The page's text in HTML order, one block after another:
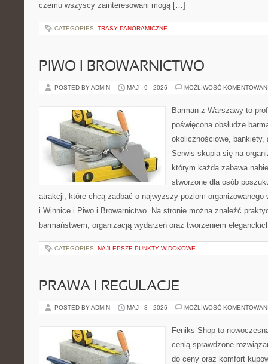
czemu wszyscy zainteresowani mogą […]
CATEGORIES: TRASY PANORAMICZNE
PIWO I BROWARNICTWO
POSTED BY ADMIN MAJ - 9 - 2026 MOŻLIWOŚĆ
Barman z Warszawy to
poświęcona obsłudze
okolicznościowe,
Serwis skupia się na
którym każda zabawa
stworzone dla osób
atrakcji, które chcą zadbać o najwyższy poziom organizowanego
i Winnice i Piwo i Browarnictwo. Na stronie można znaleźć
barmaństwem, organizacją wydarzeń oraz tworzeniem
CATEGORIES: NAJLEPSZE PUNKTY WIDOKOWE
PRAWA I REGULACJE
POSTED BY ADMIN MAJ - 8 - 2026 MOŻLIWOŚĆ
Feniks Shop to
cenią sprawdzone
do ceny oraz komfort